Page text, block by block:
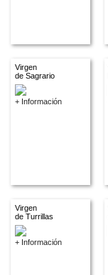
Virgen
de Sagrario
+ Información
Virgen
de Turrillas
+ Información